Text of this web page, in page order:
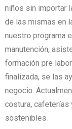
niños sin importar
de las mismas en
nuestro programa
manutención,
formación pre
finalizada, se las
negocio.
costura, cafeterías
sostenibles.